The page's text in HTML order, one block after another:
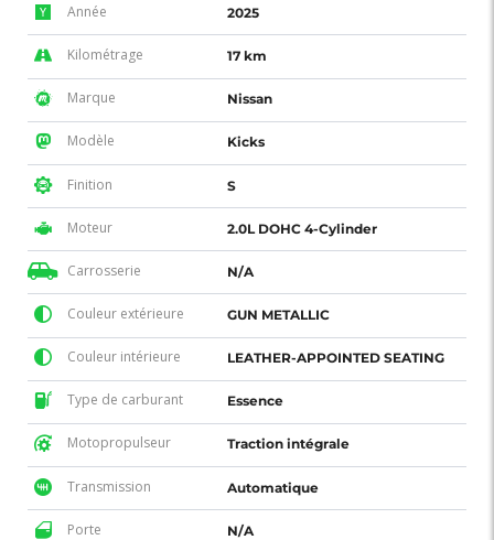
Année 2025
Kilométrage 17 km
Marque Nissan
Modèle Kicks
Finition S
Moteur 2.0L DOHC 4-Cylinder
Carrosserie N/A
Couleur extérieure GUN METALLIC
Couleur intérieure LEATHER-APPOINTED SEATING
Type de carburant Essence
Motopropulseur Traction intégrale
Transmission Automatique
Porte N/A